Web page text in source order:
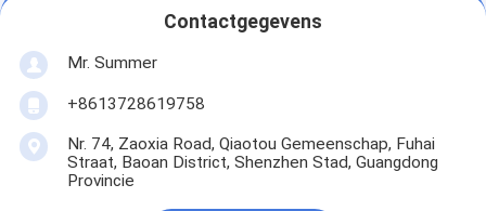
Contactgegevens
Mr. Summer
+8613728619758
Nr. 74, Zaoxia Road, Qiaotou Gemeenschap, Fuhai
Straat, Baoan District, Shenzhen Stad, Guangdong
Provincie